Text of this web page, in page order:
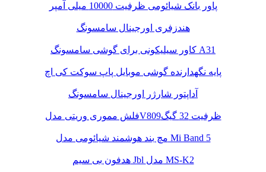
پاور بانک شیائومی ظرفیت 10000 میلی آمپر
هندزفری اورجینال سامسونگ
کاور سیلیکونی برای گوشی سامسونگ A31
پایه نگهدارنده گوشی موبایل پاپ سوکت کی اچ
آداپتور شارژر اورجینال سامسونگ
فلش مموری وریتی مدلV809ظرفیت 32 گیگ
مچ بند هوشمند شیائومی مدل Mi Band 5
هدفون بی سیم Jbl مدل MS-K2